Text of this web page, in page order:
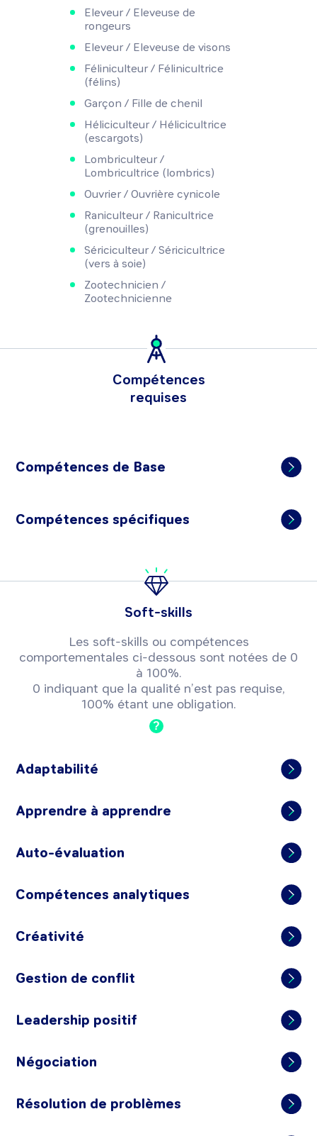
Eleveur / Eleveuse de
rongeurs
Eleveur / Eleveuse de visons
Féliniculteur / Félinicultrice
(félins)
Garçon / Fille de chenil
Héliciculteur / Hélicicultrice
(escargots)
Lombriculteur /
Lombricultrice (lombrics)
Ouvrier / Ouvrière cynicole
Raniculteur / Ranicultrice
(grenouilles)
Sériciculteur / Séricicultrice
(vers à soie)
Zootechnicien /
Zootechnicienne
Compétences
requises
Compétences de Base
Compétences spécifiques
Soft-skills
Les soft-skills ou compétences
comportementales ci-dessous sont notées de 0
à 100%.
0 indiquant que la qualité n’est pas requise,
100% étant une obligation.
?
Adaptabilité
Apprendre à apprendre
Auto-évaluation
Compétences analytiques
Créativité
Gestion de conflit
Leadership positif
Négociation
Résolution de problèmes